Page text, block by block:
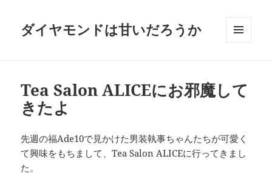
ダイヤモンドは甘いだろうか
Tea Salon ALICEにお邪魔して
きたよ
先週の福Ade10で見かけた男装執事ちゃんたちが可愛く
て興味をもちまして、Tea Salon ALICEに行ってきまし
た。